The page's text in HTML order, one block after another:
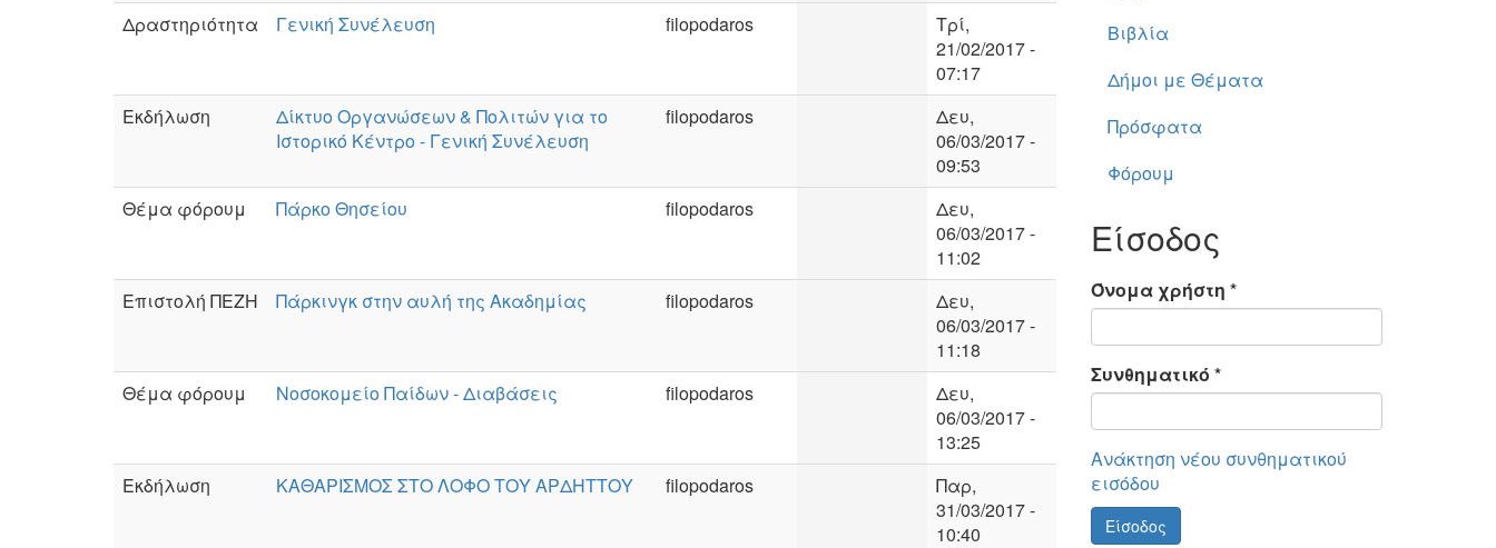
Δραστηριότητα
Γενική Συνέλευση filopodaros
Τρί,
21/02/2017 -
07:17
Εκδήλωση
Δίκτυο Οργανώσεων & Πολιτών για το
Ιστορικό Κέντρο - Γενική Συνέλευση
filopodaros
Δευ,
06/03/2017 -
09:53
Θέμα φόρουμ
Πάρκο Θησείου filopodaros
Δευ,
06/03/2017 -
11:02
Επιστολή ΠΕΖΗ
Πάρκινγκ στην αυλή της Ακαδημίας filopodaros
Δευ,
06/03/2017 -
11:18
Θέμα φόρουμ
Νοσοκομείο Παίδων - Διαβάσεις filopodaros
Δευ,
06/03/2017 -
13:25
Εκδήλωση
ΚΑΘΑΡΙΣΜΟΣ ΣΤΟ ΛΟΦΟ ΤΟΥ ΑΡΔΗΤΤΟΥ filopodaros
Παρ,
31/03/2017 -
10:40
Βιβλία
Δήμοι με Θέματα
Πρόσφατα
Φόρουμ
Είσοδος
Όνομα χρήστη *
Συνθηματικό *
Ανάκτηση νέου συνθηματικού
εισόδου
Είσοδος